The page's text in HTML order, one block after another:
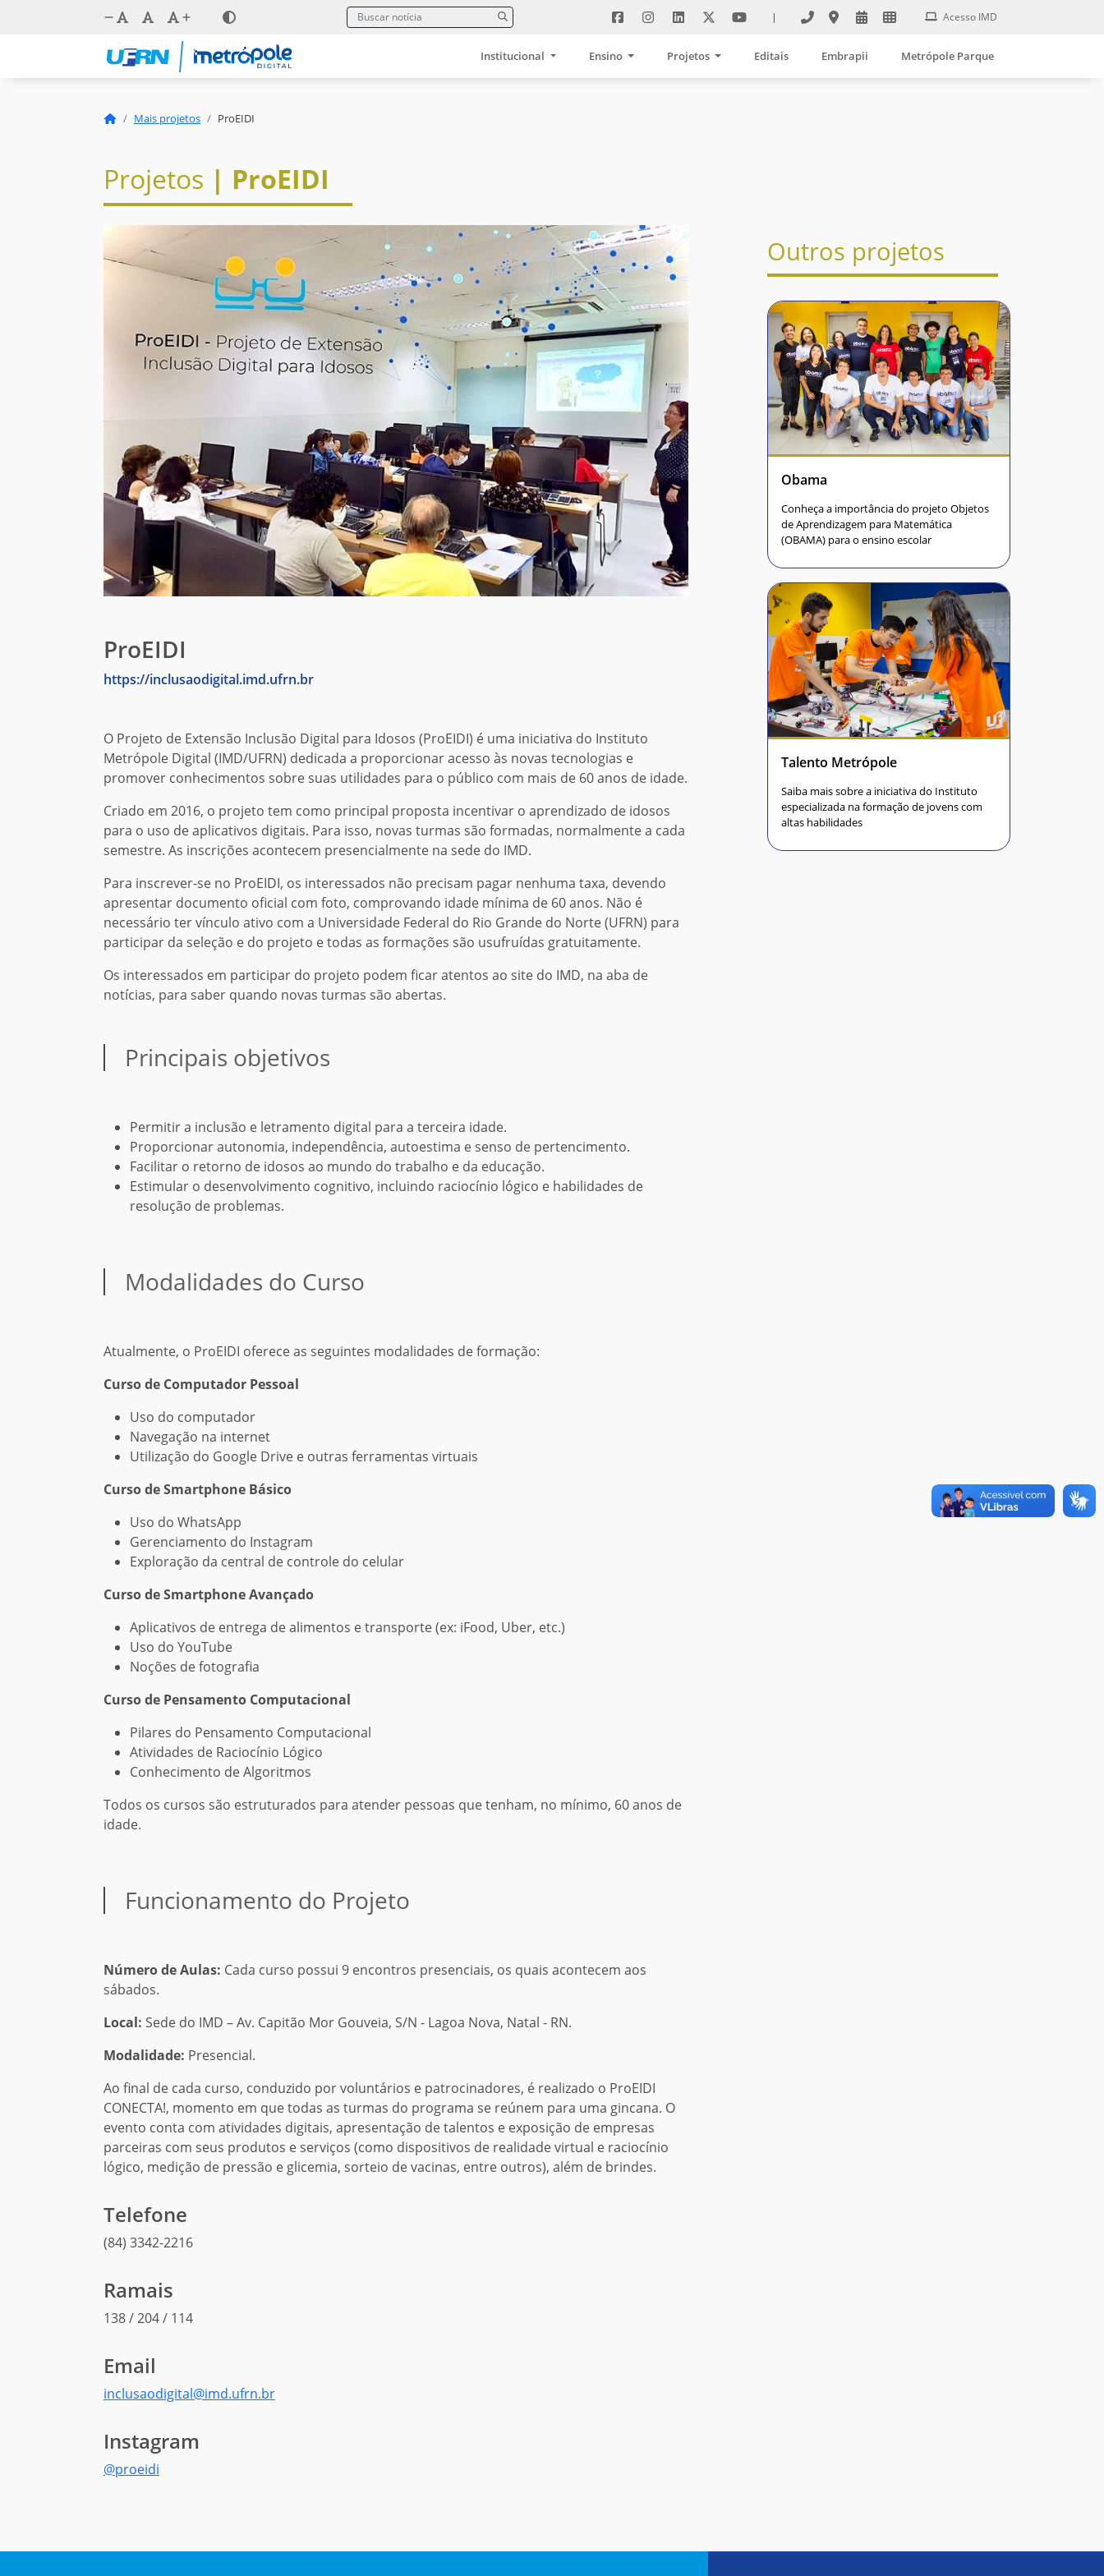
| Acesso IMD
Institucional Ensino Projetos Editais Embrapii Metrópole Parque
Mais projetos ProEIDI
Projetos | ProEIDI
ProEIDI
https://inclusaodigital.imd.ufrn.br
O Projeto de Extensão Inclusão Digital para Idosos (ProEIDI) é uma iniciativa do Instituto
Metrópole Digital (IMD/UFRN) dedicada a proporcionar acesso às novas tecnologias e
promover conhecimentos sobre suas utilidades para o público com mais de 60 anos de idade.
Criado em 2016, o projeto tem como principal proposta incentivar o aprendizado de idosos
para o uso de aplicativos digitais. Para isso, novas turmas são formadas, normalmente a cada
semestre. As inscrições acontecem presencialmente na sede do IMD.
Para inscrever-se no ProEIDI, os interessados não precisam pagar nenhuma taxa, devendo
apresentar documento oficial com foto, comprovando idade mínima de 60 anos. Não é
necessário ter vínculo ativo com a Universidade Federal do Rio Grande do Norte (UFRN) para
participar da seleção e do projeto e todas as formações são usufruídas gratuitamente.
Os interessados em participar do projeto podem ficar atentos ao site do IMD, na aba de
notícias, para saber quando novas turmas são abertas.
Principais objetivos
Permitir a inclusão e letramento digital para a terceira idade.
Proporcionar autonomia, independência, autoestima e senso de pertencimento.
Facilitar o retorno de idosos ao mundo do trabalho e da educação.
Estimular o desenvolvimento cognitivo, incluindo raciocínio lógico e habilidades de
resolução de problemas.
Modalidades do Curso
Atualmente, o ProEIDI oferece as seguintes modalidades de formação:
Curso de Computador Pessoal
Uso do computador
Navegação na internet
Utilização do Google Drive e outras ferramentas virtuais
Curso de Smartphone Básico
Uso do WhatsApp
Gerenciamento do Instagram
Exploração da central de controle do celular
Curso de Smartphone Avançado
Aplicativos de entrega de alimentos e transporte (ex: iFood, Uber, etc.)
Uso do YouTube
Noções de fotografia
Curso de Pensamento Computacional
Pilares do Pensamento Computacional
Atividades de Raciocínio Lógico
Conhecimento de Algoritmos
Todos os cursos são estruturados para atender pessoas que tenham, no mínimo, 60 anos de
idade.
Funcionamento do Projeto
Número de Aulas: Cada curso possui 9 encontros presenciais, os quais acontecem aos
sábados.
Local: Sede do IMD – Av. Capitão Mor Gouveia, S/N - Lagoa Nova, Natal - RN.
Modalidade: Presencial.
Ao final de cada curso, conduzido por voluntários e patrocinadores, é realizado o ProEIDI
CONECTA!, momento em que todas as turmas do programa se reúnem para uma gincana. O
evento conta com atividades digitais, apresentação de talentos e exposição de empresas
parceiras com seus produtos e serviços (como dispositivos de realidade virtual e raciocínio
lógico, medição de pressão e glicemia, sorteio de vacinas, entre outros), além de brindes.
Telefone
(84) 3342-2216
Ramais
138 / 204 / 114
Email
inclusaodigital@imd.ufrn.br
Instagram
@proeidi
Outros projetos
Obama
Conheça a importância do projeto Objetos
de Aprendizagem para Matemática
(OBAMA) para o ensino escolar
Talento Metrópole
Saiba mais sobre a iniciativa do Instituto
especializada na formação de jovens com
altas habilidades